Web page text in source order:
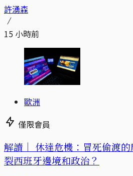
許湧森
15 小時前
歐洲
僅限會員
解讀｜ 休達危機：冒死偷渡
裂西班牙邊境和政治？